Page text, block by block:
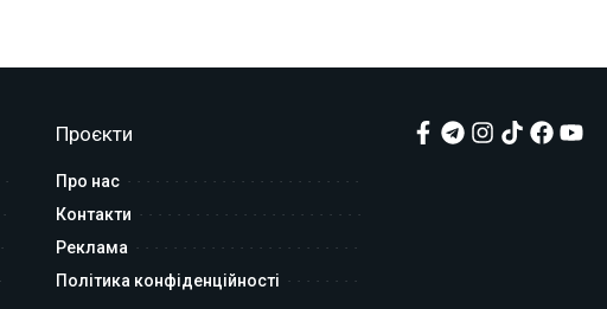
Проєкти
Про нас
Контакти
Реклама
Політика конфіденційності